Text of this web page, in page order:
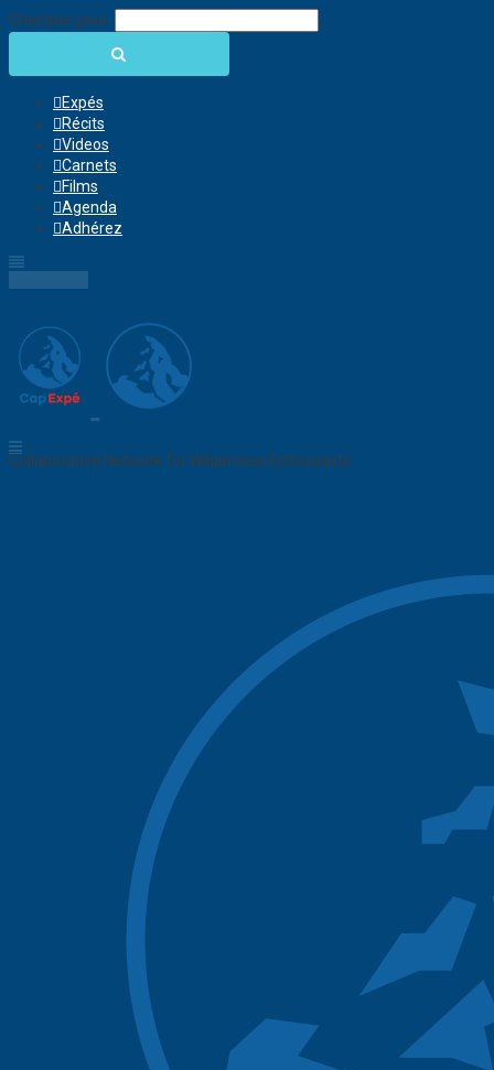
Chercher pour:
Expés
Récits
Videos
Carnets
Films
Agenda
Adhérez
Collaborative Network for Wilderness Enthusiasts